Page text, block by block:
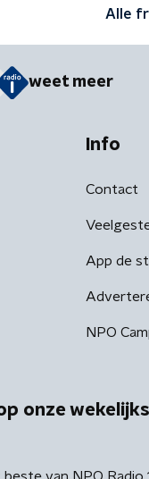
Alle
weet meer
Info
Contact
App de
NPO
onze
van NPO Radio